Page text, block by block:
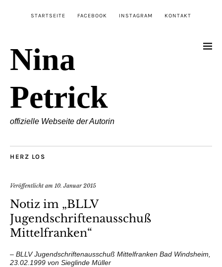
STARTSEITE FACEBOOK INSTAGRAM KONTAKT
Nina
Petrick
offizielle Webseite der Autorin
HERZ LOS
Veröffentlicht am 10. Januar 2015
Notiz im „BLLV
Jugendschriftenausschuß
Mittelfranken“
– BLLV Jugendschriftenausschuß Mittelfranken Bad Windsheim,
23.02.1999 von Sieglinde Müller